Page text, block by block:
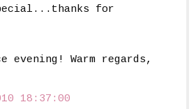
for
evening! Warm regards,
18:37:00